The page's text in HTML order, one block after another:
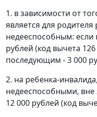
1. в зависимости от
является для
недееспособным:
рублей (код вычета
последующим - 3 000
2. на ребенка-
недееспособными, вне
12 000 рублей (код